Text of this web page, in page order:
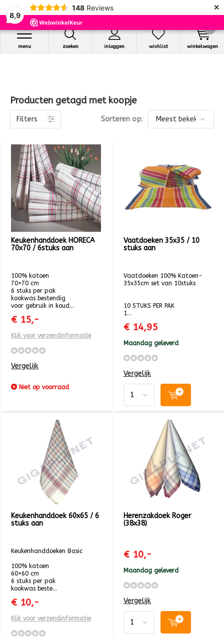
8,9
148 Reviews ×
zoeken inloggen
menu wishlist winkelwagen
Producten getagd met koopje
Filters Sorteren op:
Keukenhanddoek HORECA
70x70 / 6stuks aan
100% katoen
70×70 cm
6 stuks per pak
kookwas bestendig
voor gebruik in koud...
€ 15,-
Klik voor verzendinformatie
Vergelijk
Niet op voorraad
Vaatdoeken 35x35 / 10
stuks aan
Vaatdoeken 100% Katoen-
35x35cm set van 10stuks
10 STUKS PER PAK
1...
€ 14,95
Maandag geleverd
Vergelijk
Keukenhanddoek 60x65 / 6
stuks aan
Keukenhanddoeken Basic
100% katoen
60×60 cm
6 stuks per pak
kookwas beste...
€ 10,-
Klik voor verzendinformatie
Herenzakdoek Roger
(38x38)
€ 10,-
Maandag geleverd
Vergelijk